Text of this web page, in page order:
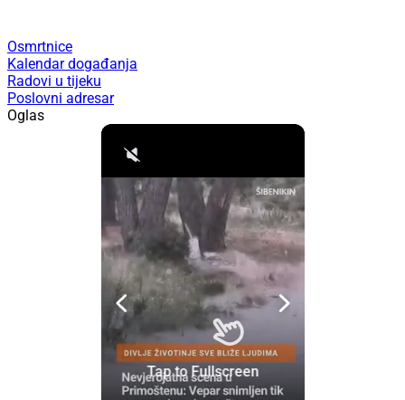
Osmrtnice
Kalendar događanja
Radovi u tijeku
Poslovni adresar
Oglas
Tap to Fullscreen